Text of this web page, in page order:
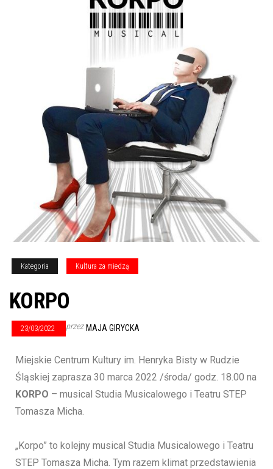
Kategoria Kultura za miedzą
KORPO
23/03/2022 przez MAJA GIRYCKA
Miejskie Centrum Kultury im. Henryka Bisty w Rudzie
Śląskiej zaprasza 30 marca 2022 /środa/ godz. 18.00 na
KORPO – musical Studia Musicalowego i Teatru STEP
Tomasza Micha.
„Korpo” to kolejny musical Studia Musicalowego i Teatru
STEP Tomasza Micha. Tym razem klimat przedstawienia